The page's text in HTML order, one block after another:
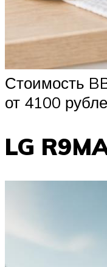
Стоимость
от 4100
LG